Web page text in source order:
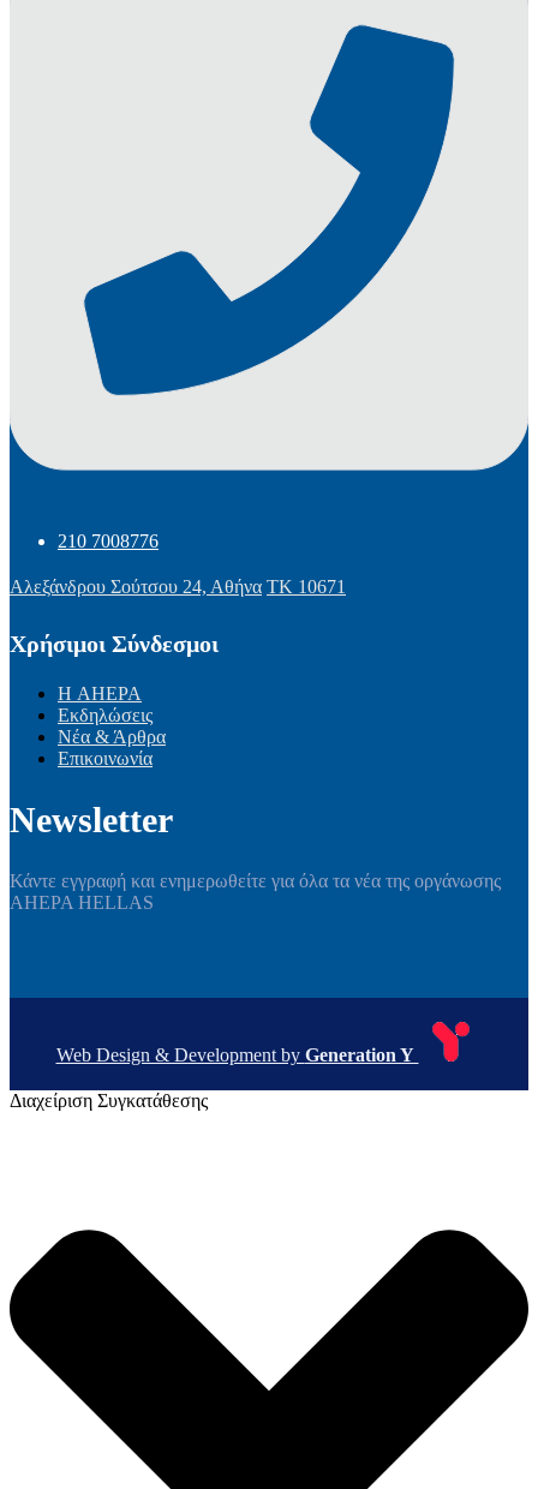
210 7008776
Αλεξάνδρου Σούτσου 24, Αθήνα ΤΚ 10671
Χρήσιμοι Σύνδεσμοι
Η AHEPA
Εκδηλώσεις
Νέα & Άρθρα
Επικοινωνία
Newsletter
Κάντε εγγραφή και ενημερωθείτε για όλα τα νέα της οργάνωσης
AHEPA HELLAS
Web Design & Development by Generation Y
Διαχείριση Συγκατάθεσης